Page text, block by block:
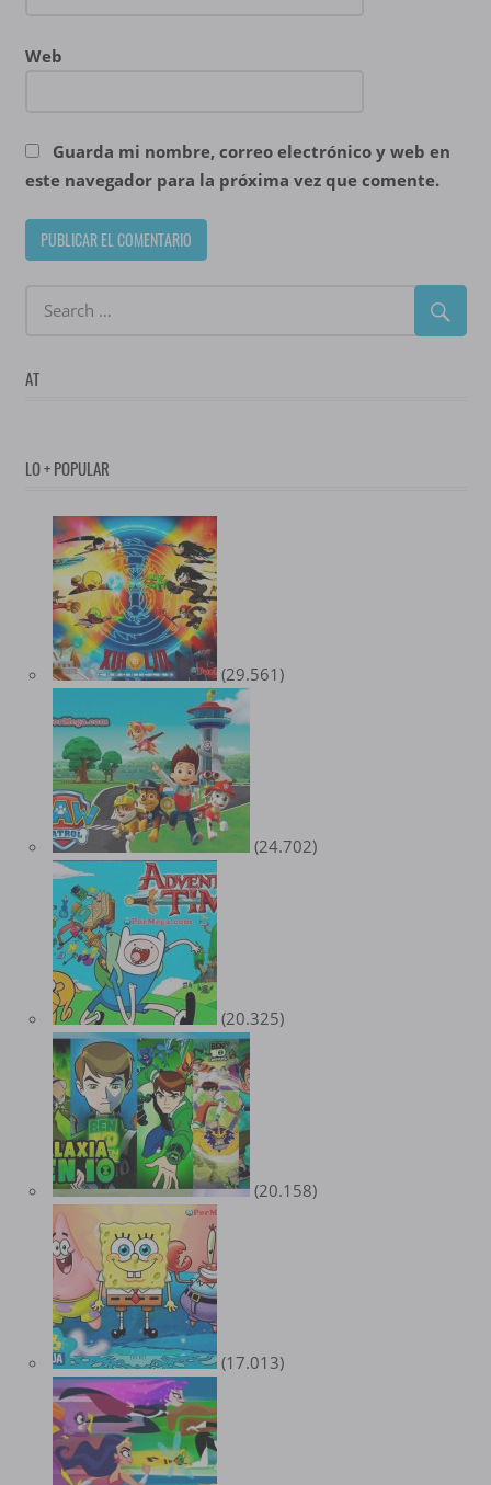
Web
Guarda mi nombre, correo electrónico y web en
este navegador para la próxima vez que comente.
AT
LO + POPULAR
(29.561)
(24.702)
(20.325)
(20.158)
(17.013)